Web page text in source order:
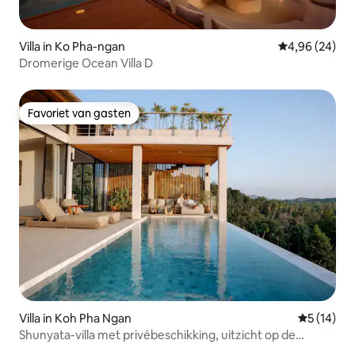
Villa in Ko Pha-ngan Gemiddelde
4,96 (24)
Dromerige Ocean Villa D
Favoriet van gasten
Favoriet van gasten
Villa in Koh Pha Ngan
5 (14)
Shunyata-villa met privébeschikking, uitzicht op de